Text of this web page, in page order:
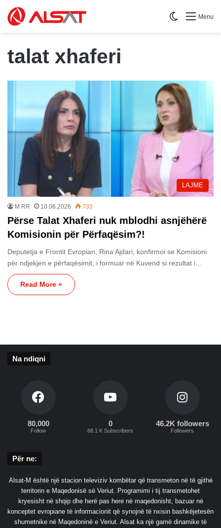
Menu
Switch skin
talat xhaferi
LAJME
M RR 10.06.2026 733
Përse Talat Xhaferi nuk mblodhi asnjëhërë
Komisionin për Përfaqësim?!
Deputetja e Frontit Evropian, Rina Ajdari, konfirmoi se Komisioni
për ndjekjen e përfaqësimit, i formuar në Kuvend si rezultat i…
Read More »
Na ndiqni
80,000
Follow
0
68.1 K Subscribers
46.2K followers
Followers
Për ne:
Alsat-M është një stacion televiziv kombëtar që transmeton në të gjithë
territorin e Maqedonisë së Veriut. Programimi i tij transmetohet
kryesisht në shqip dhe herë pas here në maqedonisht, bazuar në
konceptet evropiane të informacionit që synojnë të nxisin bashkëjetesën
shumetnike në Maqedoninë e Veriut. Alsat ka një gamë dinamike të